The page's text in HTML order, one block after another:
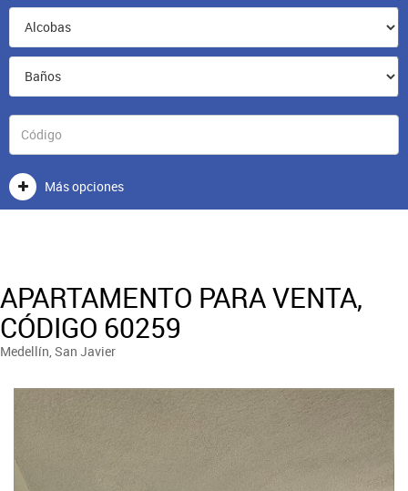
Más opciones
APARTAMENTO PARA VENTA,
CÓDIGO 60259
Medellín, San Javier